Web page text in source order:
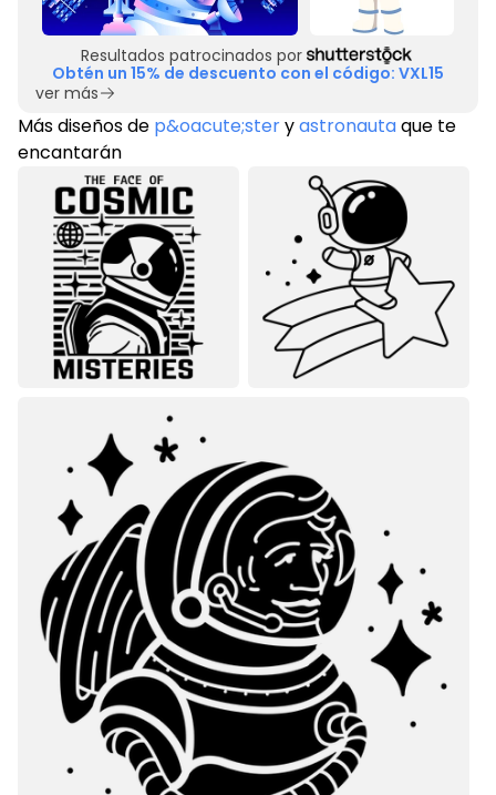
Resultados patrocinados por
Obtén un 15% de descuento con el código: VXL15
ver más
Más diseños de p&oacute;steryastronautaque te
encantarán